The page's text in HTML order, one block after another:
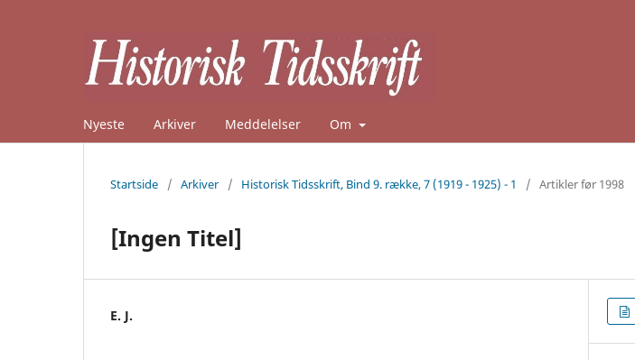
Nyeste Arkiver Meddelelser Om
Startside / Arkiver / Historisk Tidsskrift, Bind 9. række, 7 (1919 - 1925) - 1 / Artikler før 1998
[Ingen Titel]
E. J.